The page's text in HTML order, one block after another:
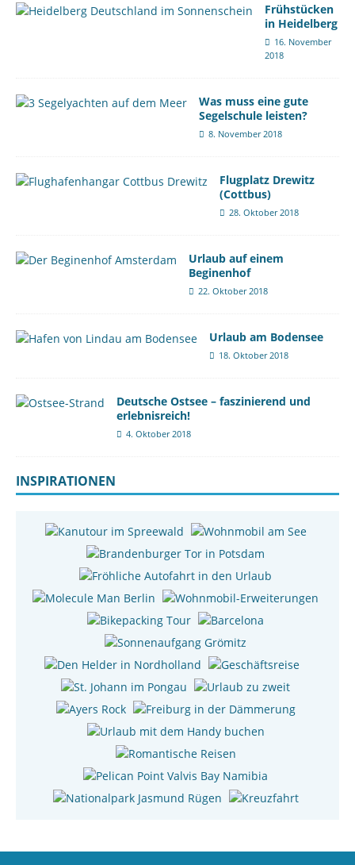
Frühstücken
in Heidelberg
16. November
2018
Was muss eine gute
Segelschule leisten?
8. November 2018
Flugplatz Drewitz
(Cottbus)
28. Oktober 2018
Urlaub auf einem
Beginenhof
22. Oktober 2018
Urlaub am Bodensee
18. Oktober 2018
Deutsche Ostsee – faszinierend und
erlebnisreich!
4. Oktober 2018
INSPIRATIONEN